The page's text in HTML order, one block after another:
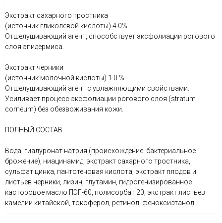
Экстракт сахарного тростника
(источник гликолевой кислоты) 4.0%
Отшелушивающий агент, способствует эксфолиации рогового
слоя эпидермиса.
Экстракт черники
(источник молочной кислоты) 1.0 %
Отшелушивающий агент с увлажняющими свойствами.
Усиливает процесс эксфолиации рогового слоя (stratum
corneum) без обезвоживания кожи.
ПОЛНЫЙ СОСТАВ
Вода, гиалуронат натрия (происхождение: бактериальное
брожение), ниацинамид, экстракт сахарного тростника,
сульфат цинка, пантотеновая кислота, экстракт плодов и
листьев черники, лизин, глутамин, гидрогенизированное
касторовое масло ПЭГ-60, полисорбат 20, экстракт листьев
камелии китайской, токоферол, ретинол, феноксиэтанол.